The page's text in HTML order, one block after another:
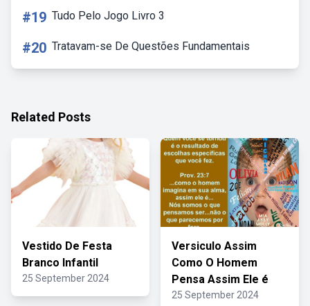
#19 Tudo Pelo Jogo Livro 3
#20 Tratavam-se De Questões Fundamentais
Related Posts
Vestido De Festa
Branco Infantil
25 September 2024
Versiculo Assim
Como O Homem
Pensa Assim Ele é
25 September 2024